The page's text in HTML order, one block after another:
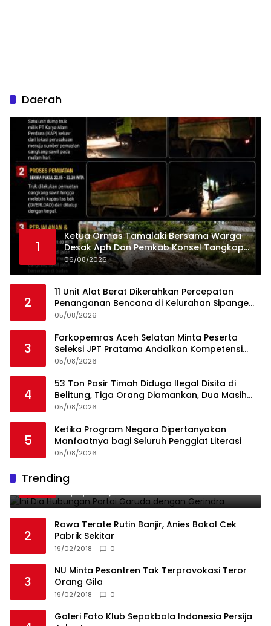
Daerah
1
Ketua Ormas Tamalaki Bersama Warga
Desak Aph Dan Pemkab Konsel Tangkap
Pelaku Angkut Cangkang Sawit Overload,
Truk PT KAP Melintas Jalan Umum
06/08/2026
2
11 Unit Alat Berat Dikerahkan Percepatan
Penanganan Bencana di Kelurahan Sipange
Kecamatan Tukka
05/08/2026
3
Forkopemras Aceh Selatan Minta Peserta
Seleksi JPT Pratama Andalkan Kompetensi
dan Integritas, Bukan Kedekatan
05/08/2026
4
53 Ton Pasir Timah Diduga Ilegal Disita di
Belitung, Tiga Orang Diamankan, Dua Masih
Diburu
05/08/2026
5
Ketika Program Negara Dipertanyakan
Manfaatnya bagi Seluruh Penggiat Literasi
05/08/2026
Trending
1
Gerindra
19/02/2018 0
2
Rawa Terate Rutin Banjir, Anies Bakal Cek
Pabrik Sekitar
19/02/2018 0
3
NU Minta Pesantren Tak Terprovokasi Teror
Orang Gila
19/02/2018 0
Galeri Foto Klub Sepakbola Indonesia Persija